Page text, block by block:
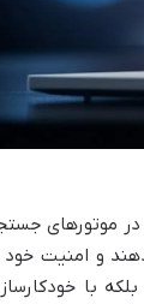
موتورهای
و امنیت خود
با